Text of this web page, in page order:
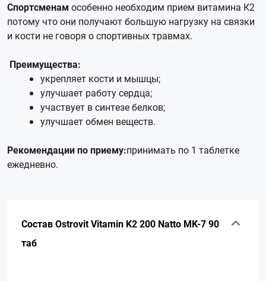
Спортсменам особенно необходим прием витамина К2
потому что они получают большую нагрузку на связки
и кости не говоря о спортивных травмах.
Преимущества:
укрепляет кости и мышцы;
улучшает работу сердца;
участвует в синтезе белков;
улучшает обмен веществ.
Рекомендации по приему:принимать по 1 таблетке
ежедневно.
Состав Ostrovit Vitamin K2 200 Natto MK-7 90
таб